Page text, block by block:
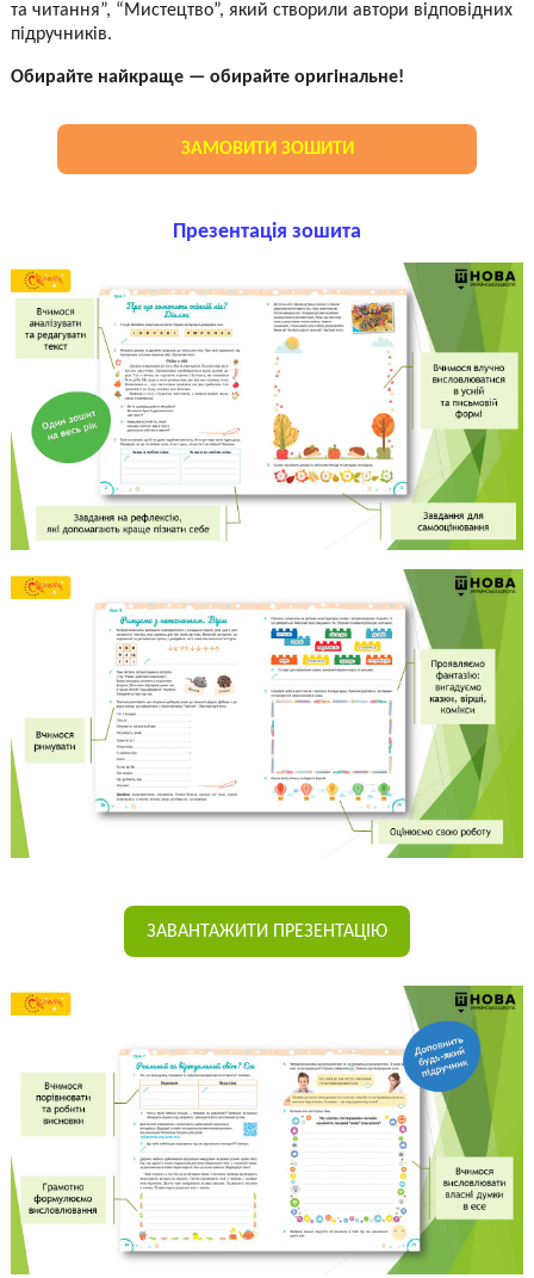
та читання”, “Мистецтво”, який створили автори відповідних
підручників.
Обирайте найкраще — обирайте оригінальне!
ЗАМОВИТИ ЗОШИТИ
Презентація зошита
ЗАВАНТАЖИТИ ПРЕЗЕНТАЦІЮ